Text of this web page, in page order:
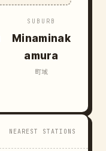
SUBURB
Minaminak
amura
町域
NEAREST STATIONS